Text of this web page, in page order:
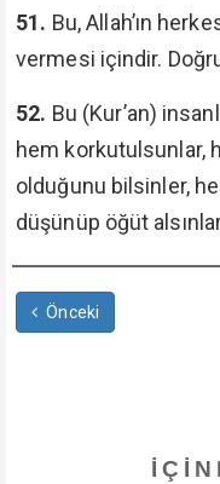
51. Bu, Allah’ın
vermesi içindir.
52. Bu (Kur’an)
hem korkutulsunlar,
olduğunu bilsinler,
düşünüp öğüt
Önceki